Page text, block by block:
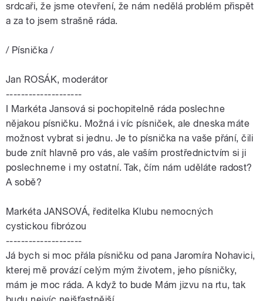
srdcaři, že jsme otevření, že nám nedělá problém přispět
a za to jsem strašně ráda.
/ Písnička /
Jan ROSÁK, moderátor
--------------------
I Markéta Jansová si pochopitelně ráda poslechne
nějakou písničku. Možná i víc písniček, ale dneska máte
možnost vybrat si jednu. Je to písnička na vaše přání, čili
bude znít hlavně pro vás, ale vaším prostřednictvím si ji
poslechneme i my ostatní. Tak, čím nám uděláte radost?
A sobě?
Markéta JANSOVÁ, ředitelka Klubu nemocných
cystickou fibrózou
--------------------
Já bych si moc přála písničku od pana Jaromíra Nohavici,
kterej mě provází celým mým životem, jeho písničky,
mám je moc ráda. A když to bude Mám jizvu na rtu, tak